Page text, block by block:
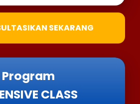
SEKARANG
Program
CLASS